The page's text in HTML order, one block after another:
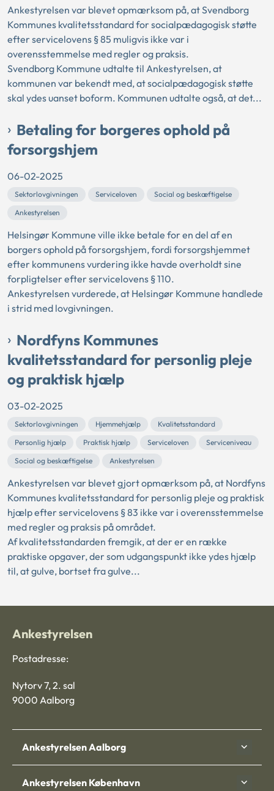
Ankestyrelsen var blevet opmærksom på, at Svendborg
Kommunes kvalitetsstandard for socialpædagogisk støtte
efter servicelovens § 85 muligvis ikke var i
overensstemmelse med regler og praksis.
Svendborg Kommune udtalte til Ankestyrelsen, at
kommunen var bekendt med, at socialpædagogisk støtte
skal ydes uanset boform. Kommunen udtalte også, at det...
Betaling for borgeres ophold på
forsorgshjem
06-02-2025
Sektorlovgivningen Serviceloven
Social og beskæftigelse
Ankestyrelsen
Helsingør Kommune ville ikke betale for en del af en
borgers ophold på forsorgshjem, fordi forsorgshjemmet
efter kommunens vurdering ikke havde overholdt sine
forpligtelser efter servicelovens § 110.
Ankestyrelsen vurderede, at Helsingør Kommune handlede
i strid med lovgivningen.
Nordfyns Kommunes
kvalitetsstandard for personlig pleje
og praktisk hjælp
03-02-2025
Sektorlovgivningen Hjemmehjælp
Kvalitetsstandard
Personlig hjælp
Praktisk hjælp Serviceloven
Serviceniveau
Social og beskæftigelse
Ankestyrelsen
Ankestyrelsen var blevet gjort opmærksom på, at Nordfyns
Kommunes kvalitetsstandard for personlig pleje og praktisk
hjælp efter servicelovens § 83 ikke var i overensstemmelse
med regler og praksis på området.
Af kvalitetsstandarden fremgik, at der er en række
praktiske opgaver, der som udgangspunkt ikke ydes hjælp
til, at gulve, bortset fra gulve...
Ankestyrelsen
Postadresse:
Nytorv 7, 2. sal
9000 Aalborg
Ankestyrelsen Aalborg
Ankestyrelsen København